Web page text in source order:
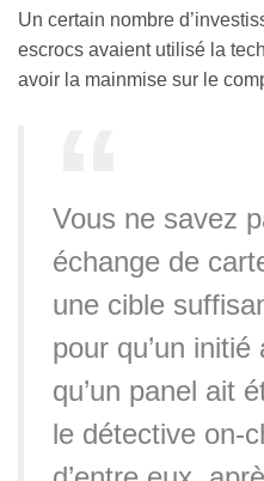
Un certain nombre
escrocs avaient utilisé la
avoir la mainmise sur le
Vous ne savez
échange de
une cible
pour qu’un
qu’un panel ait
le détective on-